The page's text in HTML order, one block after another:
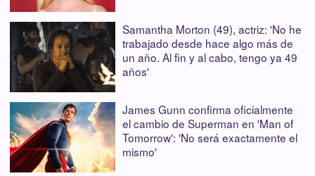
Samantha Morton (49), actriz: 'No he
trabajado desde hace algo más de
un año. Al fin y al cabo, tengo ya 49
años'
James Gunn confirma oficialmente
el cambio de Superman en 'Man of
Tomorrow': 'No será exactamente el
mismo'